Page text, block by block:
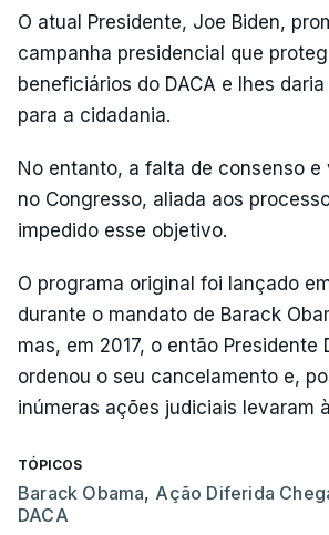
O atual Presidente, Joe Biden,
campanha presidencial que
beneficiários do DACA e lhes
para a cidadania.
No entanto, a falta de consenso
no Congresso, aliada aos
impedido esse objetivo.
O programa original foi lançado
durante o mandato de Barack
mas, em 2017, o então Presidente
ordenou o seu cancelamento e,
inúmeras ações judiciais levaram
TÓPICOS
Barack Obama, Ação Diferida
DACA